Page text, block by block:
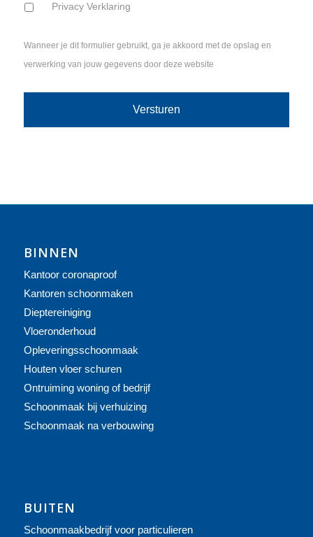
Privacy Verklaring
Wanneer je dit formulier gebruikt, ga je akkoord met de opslag en
verwerking van jouw gegevens door deze website
BINNEN
Kantoor coronaproof
Kantoren schoonmaken
Dieptereiniging
Vloeronderhoud
Opleveringsschoonmaak
Houten vloer schuren
Ontruiming woning of bedrijf
Schoonmaak bij verhuizing
Schoonmaak na verbouwing
BUITEN
Schoonmaakbedrijf voor particulieren